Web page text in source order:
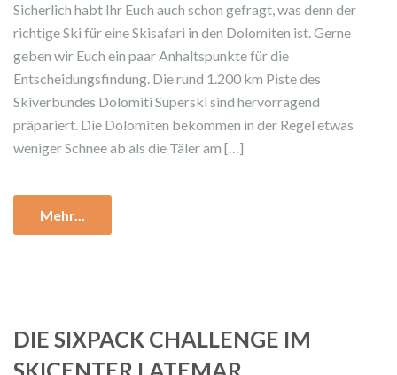
Sicherlich habt Ihr Euch auch schon gefragt, was denn der
richtige Ski für eine Skisafari in den Dolomiten ist. Gerne
geben wir Euch ein paar Anhaltspunkte für die
Entscheidungsfindung. Die rund 1.200 km Piste des
Skiverbundes Dolomiti Superski sind hervorragend
präpariert. Die Dolomiten bekommen in der Regel etwas
weniger Schnee ab als die Täler am […]
Mehr...
DIE SIXPACK CHALLENGE IM